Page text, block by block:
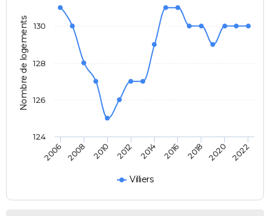
Nombre de logements
Villiers
2006 2008 2010 2012 2014 2016 2018 2020 2022
124
126
128
130